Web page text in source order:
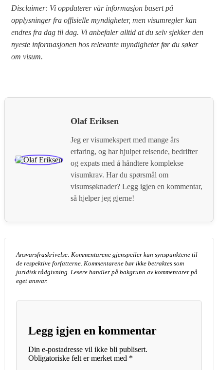
Disclaimer: Vi oppdaterer vår informasjon basert på
opplysninger fra offisielle myndigheter, men visumregler kan
endres fra dag til dag. Vi anbefaler alltid at du selv sjekker den
nyeste informasjonen hos relevante myndigheter før du søker
om visum.
Olaf Eriksen
Jeg er visumekspert med mange års
erfaring, og har hjulpet reisende, bedrifter
og expats med å håndtere komplekse
visumkrav. Har du spørsmål om
visumsøknader? Legg igjen en kommentar,
så hjelper jeg gjerne!
Legg igjen en kommentar
Din e-postadresse vil ikke bli publisert.
Obligatoriske felt er merket med *
Ansvarsfraskrivelse: Kommentarene gjenspeiler kun synspunktene til
de respektive forfatterne. Kommentarene bør ikke betraktes som
juridisk rådgivning. Lesere handler på bakgrunn av kommentarer på
eget ansvar.